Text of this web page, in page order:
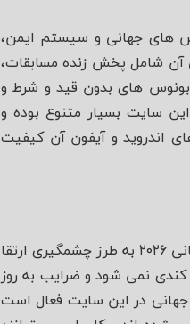
های جهانی و سیستم ایمن،
آن شامل پخش زنده مسابقات،
آپشن‌ های جام جهانی ۲۰۲۶ است. بت فوروارد بونوس‌ های بدون قید و شرط و
سایت بسیار متنوع بوده و
اندروید و آیفون آن کیفیت
انفج باز اگر چه در ابتدا با بازی‌ های کازینویی شناخته شد، اما بخش ورزشی خود را برای جام جهانی ۲۰۲۶ به طرز چشمگیری ارتقا
کندی نمی‌ شود و ضرایب به روز
در این سایت فعال است